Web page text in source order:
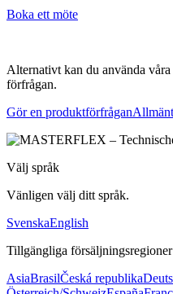
Boka ett möte
Alternativt kan du använda
förfrågan.
Gör en produktförfrågan
Välj språk
Vänligen välj ditt språk.
SvenskaEnglish
Tillgängliga försäljningsregioner
AsiaBrasilČeská republika